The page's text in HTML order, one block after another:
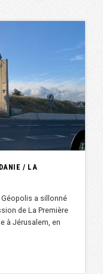
/ LA
Géopolis a sillonné
de La Première
à Jérusalem, en